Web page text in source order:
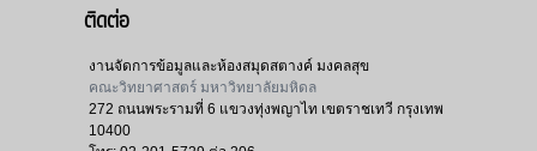
ติดต่อ
งานจัดการข้อมูลและห้องสมุดสตางค์ มงคลสุข
คณะวิทยาศาสตร์ มหาวิทยาลัยมหิดล
272 ถนนพระรามที่ 6 แขวงทุ่งพญาไท เขตราชเทวี กรุงเทพ
10400